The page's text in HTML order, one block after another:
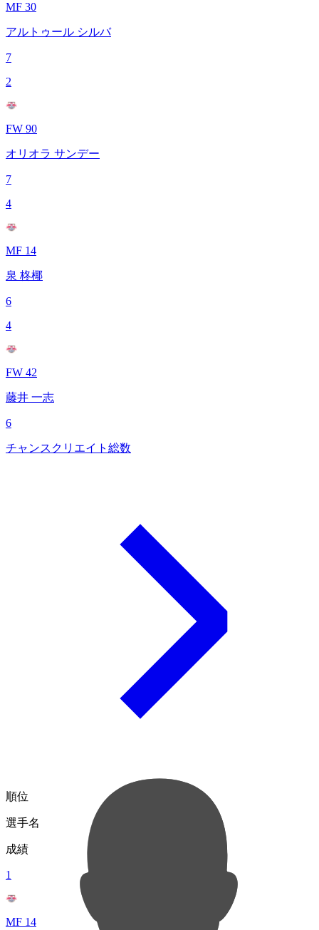
MF 30
アルトゥール シルバ
7
2
FW 90
オリオラ サンデー
7
4
MF 14
泉 柊椰
6
4
FW 42
藤井 一志
6
チャンスクリエイト総数
順位
選手名
成績
1
MF 14